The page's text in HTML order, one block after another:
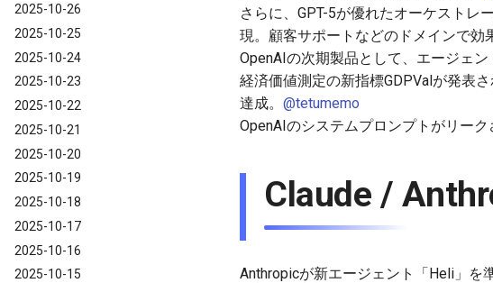
2025-10-26
2025-10-25
2025-10-24
2025-10-23
2025-10-22
2025-10-21
2025-10-20
2025-10-19
2025-10-18
2025-10-17
2025-10-16
2025-10-15
さらに、GPT-5が優れたオーケストレ
現。顧客サポートなどのドメインで効
OpenAIの次期製品として、エージェ
経済価値測定の新指標GDPValが発表
達成。 @tetumemo
OpenAIのシステムプロンプトがリーク
Claude /
Anthropicが新エージェント「Heli」を